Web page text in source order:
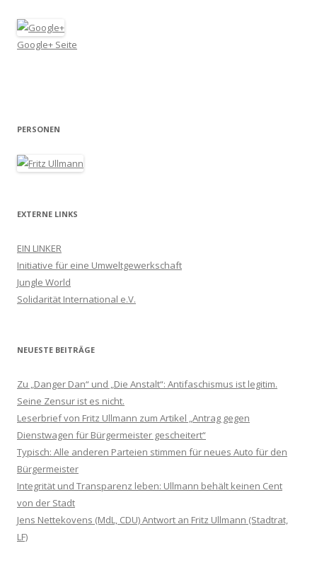
Google+ Seite
PERSONEN
EXTERNE LINKS
EIN LINKER
Initiative für eine Umweltgewerkschaft
Jungle World
Solidarität International e.V.
NEUESTE BEITRÄGE
Zu „Danger Dan“ und „Die Anstalt“: Antifaschismus ist legitim.
Seine Zensur ist es nicht.
Leserbrief von Fritz Ullmann zum Artikel „Antrag gegen
Dienstwagen für Bürgermeister gescheitert“
Typisch: Alle anderen Parteien stimmen für neues Auto für den
Bürgermeister
Integrität und Transparenz leben: Ullmann behält keinen Cent
von der Stadt
Jens Nettekovens (MdL, CDU) Antwort an Fritz Ullmann (Stadtrat,
LF)